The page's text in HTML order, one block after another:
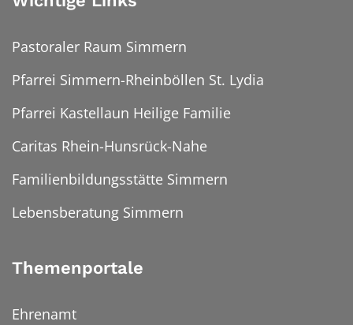
Pastoraler Raum Simmern
Pfarrei Simmern-Rheinböllen St. Lydia
Pfarrei Kastellaun Heilige Familie
Caritas Rhein-Hunsrück-Nahe
Familienbildungsstätte Simmern
Lebensberatung Simmern
Themenportale
Ehrenamt